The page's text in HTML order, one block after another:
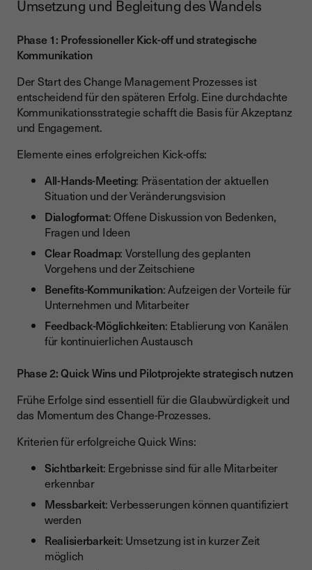
Umsetzung und Begleitung des Wandels
Phase 1: Professioneller Kick-off und strategische
Kommunikation
Der Start des Change Management Prozesses ist
entscheidend für den späteren Erfolg. Eine durchdachte
Kommunikationsstrategie schafft die Basis für Akzeptanz
und Engagement.
Elemente eines erfolgreichen Kick-offs:
All-Hands-Meeting: Präsentation der aktuellen
Situation und der Veränderungsvision
Dialogformat: Offene Diskussion von Bedenken,
Fragen und Ideen
Clear Roadmap: Vorstellung des geplanten
Vorgehens und der Zeitschiene
Benefits-Kommunikation: Aufzeigen der Vorteile für
Unternehmen und Mitarbeiter
Feedback-Möglichkeiten: Etablierung von Kanälen
für kontinuierlichen Austausch
Phase 2: Quick Wins und Pilotprojekte strategisch nutzen
Frühe Erfolge sind essentiell für die Glaubwürdigkeit und
das Momentum des Change-Prozesses.
Kriterien für erfolgreiche Quick Wins:
Sichtbarkeit: Ergebnisse sind für alle Mitarbeiter
erkennbar
Messbarkeit: Verbesserungen können quantifiziert
werden
Realisierbarkeit: Umsetzung ist in kurzer Zeit
möglich